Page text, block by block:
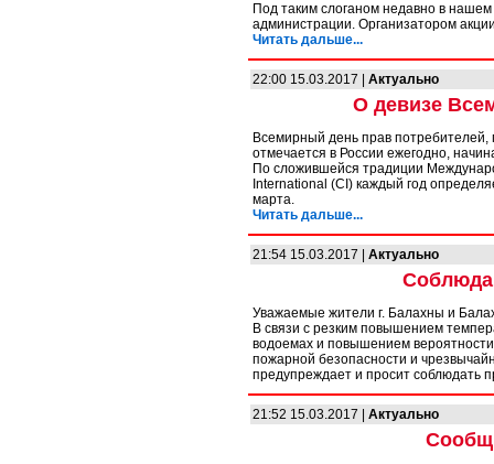
Под таким слоганом недавно в
администрации. Организатором
Читать дальше...
22:00 15.03.2017 | Актуально
О девизе
Всемирный день прав
отмечается в России ежегодно,
По сложившейся традиции
International (CI) каждый год
марта.
Читать дальше...
21:54 15.03.2017 | Актуально
Уважаемые жители г. Балахны и
В связи с резким повышением
водоемах и повышением
пожарной безопасности и
предупреждает и просит соблюдать
21:52 15.03.2017 | Актуально